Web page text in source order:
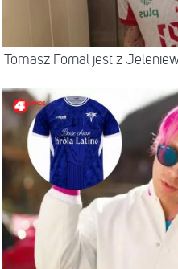
Tomasz Fornal jest z